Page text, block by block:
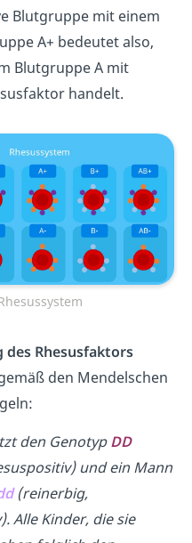
Blutgruppe mit einem
A+ bedeutet also,
Blutgruppe A mit
handelt.
des Rhesusfaktors
den Mendelschen
den GenotypDD
und ein Mann
d(reinerbig,
Alle Kinder, die sie